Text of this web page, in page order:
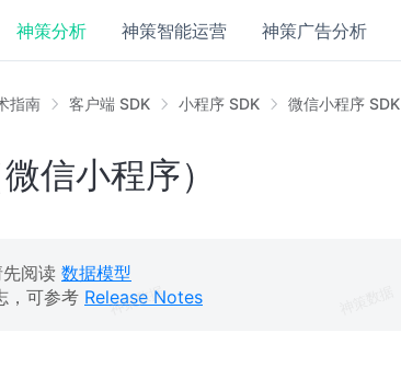
神策分析 神策智能运营 神策广告分析
指南 客户端 SDK 小程序 SDK 微信小程序 SDK
信小程序）
阅读 数据模型
，可参考 Release Notes